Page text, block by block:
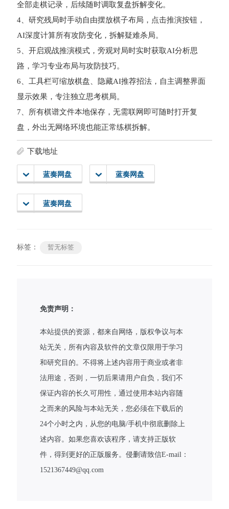
全部走棋记录，后续随时调取复盘拆解变化。
4、研究残局时手动自由摆放棋子布局，点击推演按钮，
AI深度计算所有攻防变化，拆解疑难杀局。
5、开启观战推演模式，旁观对局时实时获取AI分析思
路，学习专业布局与攻防技巧。
6、工具栏可缩放棋盘、隐藏AI推荐招法，自主调整界面
显示效果，专注独立思考棋局。
7、所有棋谱文件本地保存，无需联网即可随时打开复
盘，外出无网络环境也能正常练棋拆解。
下载地址
蓝奏网盘 蓝奏网盘
蓝奏网盘
标签： 暂无标签
免责声明：
本站提供的资源，都来自网络，版权争议与本
站无关，所有内容及软件的文章仅限用于学习
和研究目的。不得将上述内容用于商业或者非
法用途，否则，一切后果请用户自负，我们不
保证内容的长久可用性，通过使用本站内容随
之而来的风险与本站无关，您必须在下载后的
24个小时之内，从您的电脑/手机中彻底删除上
述内容。如果您喜欢该程序，请支持正版软
件，得到更好的正版服务。侵删请致信E-mail：
1521367449@qq.com